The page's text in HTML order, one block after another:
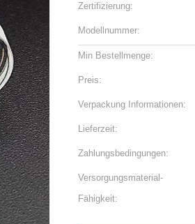
Zertifizierung:
Modellnummer:
Min Bestellmenge:
Preis:
Verpackung Informationen:
Lieferzeit:
Zahlungsbedingungen:
Versorgungsmaterial-
Fähigkeit: